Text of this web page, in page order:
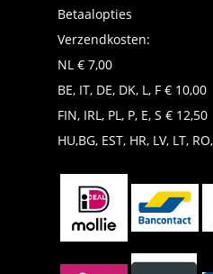
Betaalopties
Verzendkosten:
NL € 7,00
BE, IT, DE, DK, L, F € 10,00
FIN, IRL, PL, P, E, S € 12,50
HU,BG, EST, HR, LV, LT,